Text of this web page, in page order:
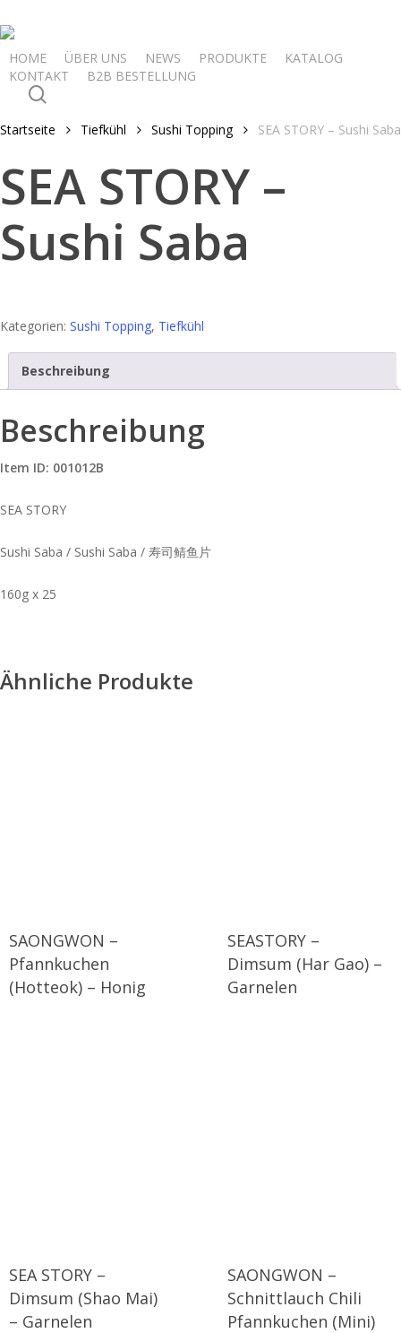
to
main
content
HOME ÜBER UNS NEWS PRODUKTE
KATALOG
KONTAKT
B2B BESTELLUNG
Startseite Tiefkühl Sushi Topping SEA STORY – Sushi Saba
SEA STORY –
Sushi Saba
Kategorien: Sushi Topping, Tiefkühl
Beschreibung
Beschreibung
Item ID: 001012B
SEA STORY
Sushi Saba / Sushi Saba / 寿司鲭鱼片
160g x 25
Ähnliche Produkte
SAONGWON –
Pfannkuchen
(Hotteok) – Honig
SEASTORY –
Dimsum (Har Gao) –
Garnelen
SEA STORY –
Dimsum (Shao Mai)
– Garnelen
SAONGWON –
Schnittlauch Chili
Pfannkuchen (Mini)